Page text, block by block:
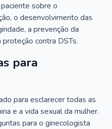
sobre o
o desenvolvimento das
a prevenção da
contra DSTs.
para
para esclarecer todas as
e a vida sexual da mulher.
para o ginecologista